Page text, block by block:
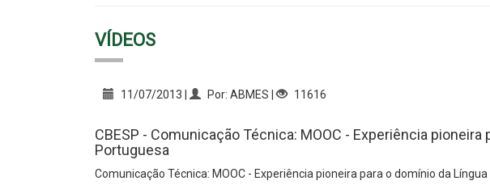
VÍDEOS
11/07/2013 | Por: ABMES | 11616
CBESP - Comunicação Técnica: MOOC - Experiência pioneira
Portuguesa
Comunicação Técnica: MOOC - Experiência pioneira para o domínio da